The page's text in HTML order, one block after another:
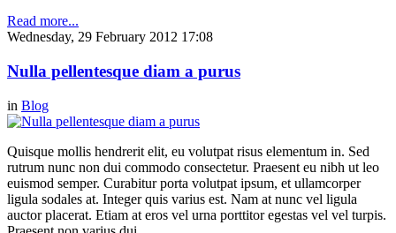
Read more...
Wednesday, 29 February 2012 17:08
Nulla pellentesque diam a purus
in Blog
Quisque mollis hendrerit elit, eu volutpat risus elementum in. Sed
rutrum nunc non dui commodo consectetur. Praesent eu nibh ut leo
euismod semper. Curabitur porta volutpat ipsum, et ullamcorper
ligula sodales at. Integer quis varius est. Nam at nunc vel ligula
auctor placerat. Etiam at eros vel urna porttitor egestas vel vel turpis.